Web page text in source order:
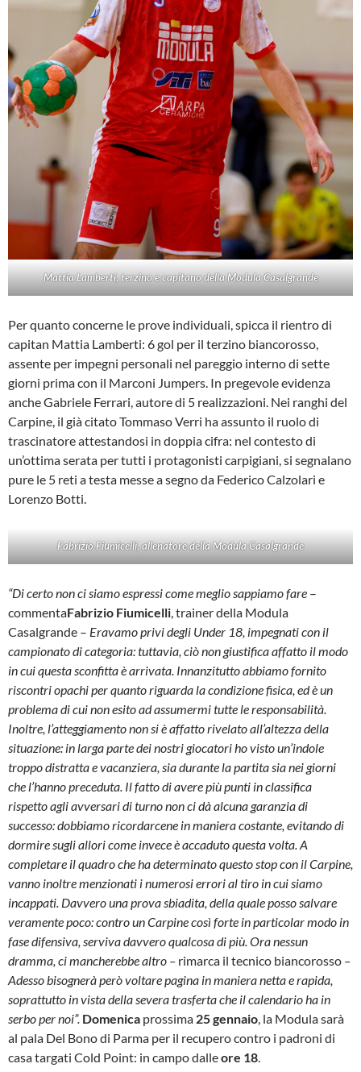
Mattia Lamberti, terzino e capitano della Modula Casalgrande
Per quanto concerne le prove individuali, spicca il rientro di
capitan Mattia Lamberti: 6 gol per il terzino biancorosso,
assente per impegni personali nel pareggio interno di sette
giorni prima con il Marconi Jumpers. In pregevole evidenza
anche Gabriele Ferrari, autore di 5 realizzazioni. Nei ranghi del
Carpine, il già citato Tommaso Verri ha assunto il ruolo di
trascinatore attestandosi in doppia cifra: nel contesto di
un’ottima serata per tutti i protagonisti carpigiani, si segnalano
pure le 5 reti a testa messe a segno da Federico Calzolari e
Lorenzo Botti.
Fabrizio Fiumicelli, allenatore della Modula Casalgrande
“Di certo non ci siamo espressi come meglio sappiamo fare –
commentaFabrizio Fiumicelli, trainer della Modula
Casalgrande – Eravamo privi degli Under 18, impegnati con il
campionato di categoria: tuttavia, ciò non giustifica affatto il modo
in cui questa sconfitta è arrivata. Innanzitutto abbiamo fornito
riscontri opachi per quanto riguarda la condizione fisica, ed è un
problema di cui non esito ad assumermi tutte le responsabilità.
Inoltre, l’atteggiamento non si è affatto rivelato all’altezza della
situazione: in larga parte dei nostri giocatori ho visto un’indole
troppo distratta e vacanziera, sia durante la partita sia nei giorni
che l’hanno preceduta. Il fatto di avere più punti in classifica
rispetto agli avversari di turno non ci dà alcuna garanzia di
successo: dobbiamo ricordarcene in maniera costante, evitando di
dormire sugli allori come invece è accaduto questa volta. A
completare il quadro che ha determinato questo stop con il Carpine,
vanno inoltre menzionati i numerosi errori al tiro in cui siamo
incappati. Davvero una prova sbiadita, della quale posso salvare
veramente poco: contro un Carpine così forte in particolar modo in
fase difensiva, serviva davvero qualcosa di più. Ora nessun
dramma, ci mancherebbe altro – rimarca il tecnico biancorosso –
Adesso bisognerà però voltare pagina in maniera netta e rapida,
soprattutto in vista della severa trasferta che il calendario ha in
serbo per noi”. Domenica prossima 25 gennaio, la Modula sarà
al pala Del Bono di Parma per il recupero contro i padroni di
casa targati Cold Point: in campo dalleore 18.